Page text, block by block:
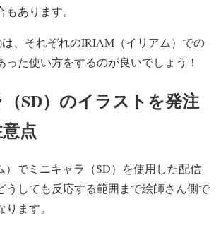
あります。
は、それぞれのIRIAM（イリアム）での
った使い方をするのが良いでしょう！
SD）のイラストを発注
点
でミニキャラ（SD）を使用した配信
うしても反応する範囲まで絵師さん側で
ます。